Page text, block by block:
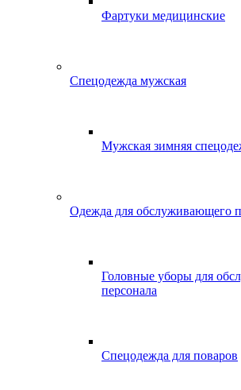
Фартуки медицинские
Спецодежда мужская
Мужская зимняя
Одежда для обслуживающего
Головные уборы для
персонала
Спецодежда для поваров